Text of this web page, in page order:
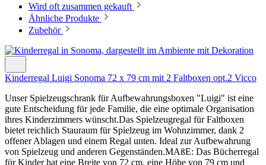
Wird oft zusammen gekauft
Ähnliche Produkte
Zubehör
Kinderregal Luigi Sonoma 72 x 79 cm mit 2 Faltboxen opt.2 Vicco
Unser Spielzeugschrank für Aufbewahrungsboxen "Luigi" ist eine
gute Entscheidung für jede Familie, die eine optimale Organisation
ihres Kinderzimmers wünscht.Das Spielzeugregal für Faltboxen
bietet reichlich Stauraum für Spielzeug im Wohnzimmer, dank 2
offener Ablagen und einem Regal unten. Ideal zur Aufbewahrung
von Spielzeug und anderen Gegenständen.MAßE: Das Bücherregal
für Kinder hat eine Breite von 72 cm, eine Höhe von 79 cm und